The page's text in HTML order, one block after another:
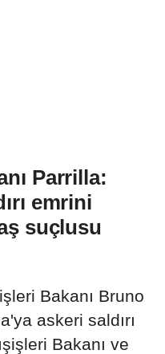
Parrilla:
emrini
suçlusu
Bakanı Bruno
askeri saldırı
Bakanı ve